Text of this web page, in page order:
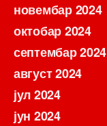
новембар 2024
октобар 2024
септембар 2024
август 2024
јул 2024
јун 2024